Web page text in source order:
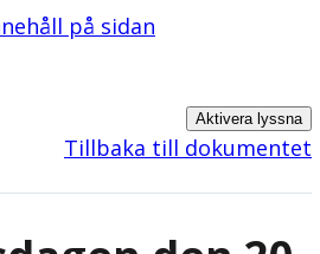
på sidan
Aktivera lyssna
Tillbaka till dokumentet